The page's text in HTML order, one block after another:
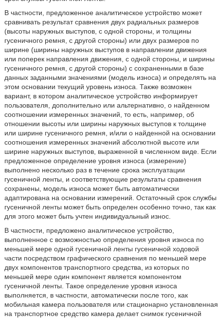
В частности, предложенное аналитическое устройство может
сравнивать результат сравнения двух радиальных размеров
(высоты наружных выступов, с одной стороны, и толщины
гусеничного ремня, с другой стороны) или двух размеров по
ширине (ширины наружных выступов в направлении движения
или поперек направления движения, с одной стороны, и ширины
гусеничного ремня, с другой стороны) с сохраненными в базе
данных заданными значениями (модель износа) и определять на
этом основании текущий уровень износа. Также возможен
вариант, в котором аналитическое устройство информирует
пользователя, дополнительно или альтернативно, о найденном
соотношении измеренных значений, то есть, например, об
отношении высоты или ширины наружных выступов к толщине
или ширине гусеничного ремня, и/или о найденной на основании
соотношения измеренных значений абсолютной высоте или
ширине наружных выступов, выраженной в численном виде. Если
предложенное определение уровня износа (измерение)
выполнено несколько раз в течение срока эксплуатации
гусеничной ленты, и соответствующие результаты сравнения
сохранены, модель износа может быть автоматически
адаптирована на основании измерений. Остаточный срок службы
гусеничной ленты может быть определен особенно точно, так как
для этого может быть учтен индивидуальный износ.
В частности, предложено аналитическое устройство,
выполненное с возможностью определения уровня износа по
меньшей мере одной гусеничной ленты гусеничной ходовой
части посредством графического сравнения по меньшей мере
двух компонентов транспортного средства, из которых по
меньшей мере один компонент является компонентом
гусеничной ленты. Такое определение уровня износа
выполняется, в частности, автоматически после того, как
мобильная камера пользователя или стационарно установленная
на транспортное средство камера делает снимок гусеничной